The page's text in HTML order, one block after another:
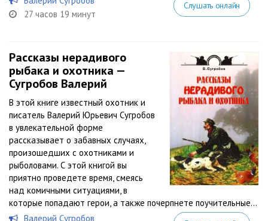
27 часов 19 минут
Слушать онлайн
Рассказы нерадивого
рыбака и охотника —
Сугробов Валерий
В этой книге известный охотник и
писатель Валерий Юрьевич Сугробов
в увлекательной форме
рассказывает о забавных случаях,
произошедших с охотниками и
рыболовами. С этой книгой вы
приятно проведете время, смеясь
над комичными ситуациями, в
которые попадают герои, а также почерпнете поучительные...
Валерий Сугробов